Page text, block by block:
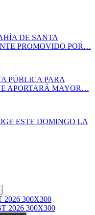
DE SANTA
PROMOVIDO POR…
PÚBLICA PARA
APORTARÁ MAYOR…
ESTE DOMINGO LA